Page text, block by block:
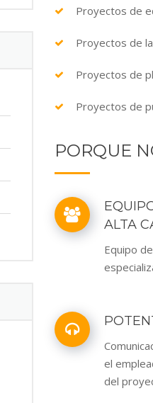
Proyectos de
Proyectos de
Proyectos de
Proyectos de
PORQUE
ALTA
Equipo
el
del